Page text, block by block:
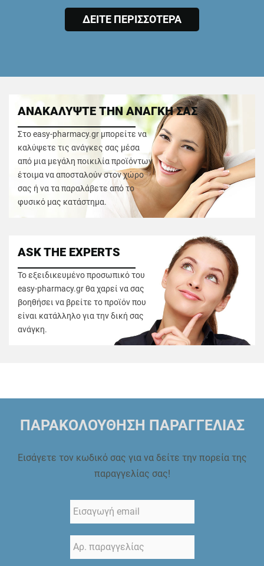
ΔΕΙΤΕ ΠΕΡΙΣΣΟΤΕΡΑ
ΑΝΑΚΑΛΥΨΤΕ ΤΗΝ ΑΝΑΓΚΗ ΣΑΣ
Στο easy-pharmacy.gr μπορείτε να
καλύψετε τις ανάγκες σας μέσα
από μια μεγάλη ποικιλία προϊόντων
έτοιμα να αποσταλούν στον χώρο
σας ή να τα παραλάβετε από το
φυσικό μας κατάστημα.
ASK THE EXPERTS
Το εξειδικευμένο προσωπικό του
easy-pharmacy.gr θα χαρεί να σας
βοηθήσει να βρείτε το προϊόν που
είναι κατάλληλο για την δική σας
ανάγκη.
ΠΑΡΑΚΟΛΟΥΘΗΣΗ ΠΑΡΑΓΓΕΛΙΑΣ
Εισάγετε τον κωδικό σας για να δείτε την πορεία της
παραγγελίας σας!